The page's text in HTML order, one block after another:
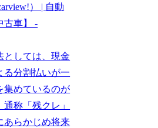
） | 自動
古車】 -
としては、現金
る分割払いが一
集めているのが
称「残クレ」
あらかじめ将来